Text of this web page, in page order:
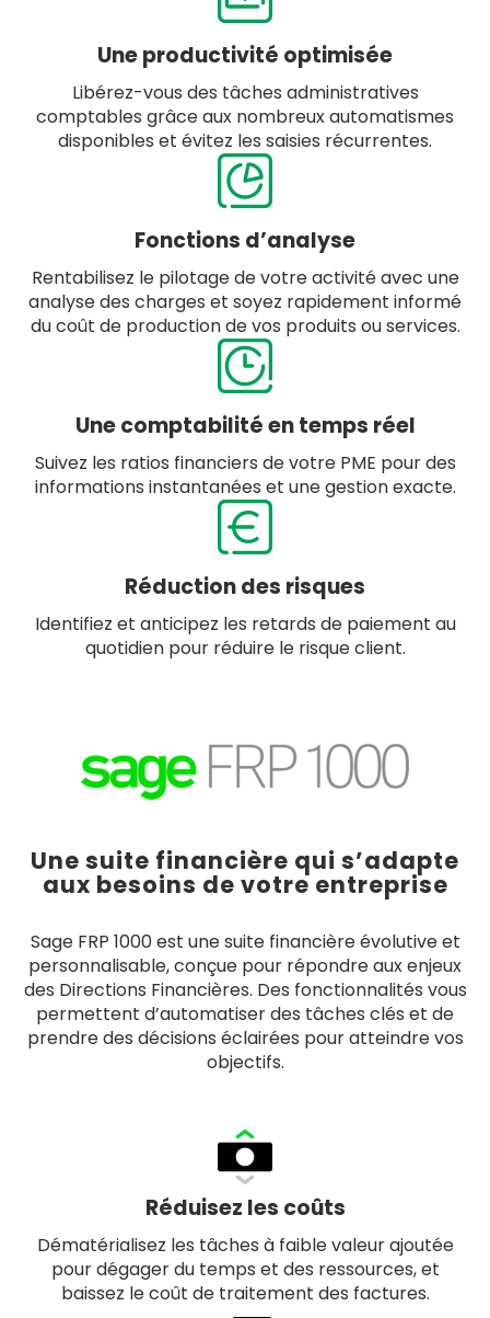
Une productivité optimisée
Libérez-vous des tâches administratives
comptables grâce aux nombreux automatismes
disponibles et évitez les saisies récurrentes.
Fonctions d’analyse
Rentabilisez le pilotage de votre activité avec une
analyse des charges et soyez rapidement informé
du coût de production de vos produits ou services.
Une comptabilité en temps réel
Suivez les ratios financiers de votre PME pour des
informations instantanées et une gestion exacte.
Réduction des risques
Identifiez et anticipez les retards de paiement au
quotidien pour réduire le risque client.
Une suite financière qui s’adapte
aux besoins de votre entreprise
Sage FRP 1000 est une suite financière évolutive et
personnalisable, conçue pour répondre aux enjeux
des Directions Financières. Des fonctionnalités vous
permettent d’automatiser des tâches clés et de
prendre des décisions éclairées pour atteindre vos
objectifs.
Réduisez les coûts
Dématérialisez les tâches à faible valeur ajoutée
pour dégager du temps et des ressources, et
baissez le coût de traitement des factures.